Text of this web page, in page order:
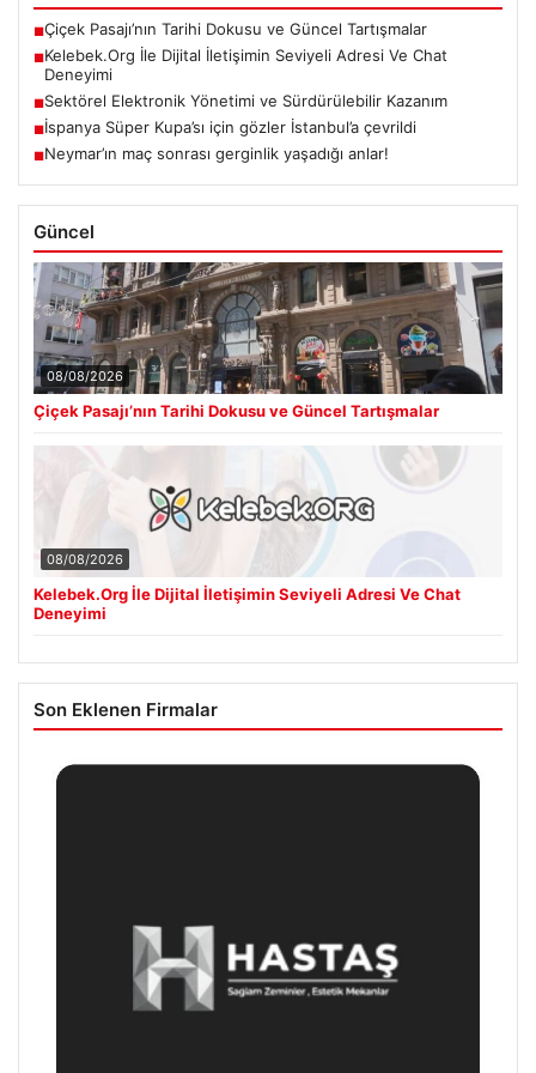
■Çiçek Pasajı’nın Tarihi Dokusu ve Güncel Tartışmalar
■Kelebek.Org İle Dijital İletişimin Seviyeli Adresi Ve Chat
Deneyimi
■Sektörel Elektronik Yönetimi ve Sürdürülebilir Kazanım
■İspanya Süper Kupa’sı için gözler İstanbul’a çevrildi
■Neymar’ın maç sonrası gerginlik yaşadığı anlar!
Güncel
08/08/2026
Çiçek Pasajı’nın Tarihi Dokusu ve Güncel Tartışmalar
08/08/2026
Kelebek.Org İle Dijital İletişimin Seviyeli Adresi Ve Chat
Deneyimi
Son Eklenen Firmalar